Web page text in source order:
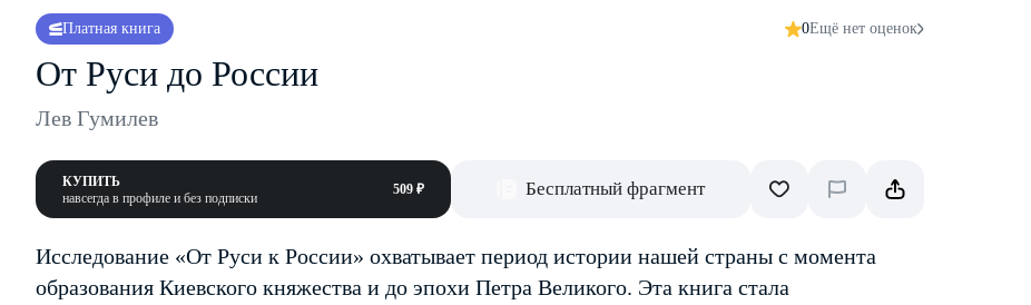
Платная книга 0Ещё нет оценок
От Руси до России
Лев Гумилев
КУПИТЬ
навсегда в профиле и без подписки
509 ₽ Бесплатный фрагмент
Исследование «От Руси к России» охватывает период истории нашей страны с момента
образования Киевского княжества и до эпохи Петра Великого. Эта книга стала